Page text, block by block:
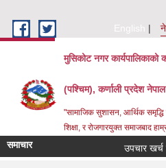
English
मुसिकोट नगर कार्यपालिकाको
(पश्चिम), कर्णाली प्रदेश नेपाल
"सामाजिक सुशासन, आर्थिक समृद्धि
शिक्षा, र रोजगारयुक्त समाजबाद
समाचार उपचार खर्च